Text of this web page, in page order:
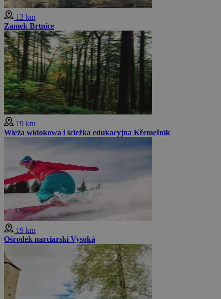
12 km
Zamek Brtnice
19 km
Wieża widokowa i ścieżka edukacyjna Křemešník
19 km
Ośrodek narciarski Vysoká